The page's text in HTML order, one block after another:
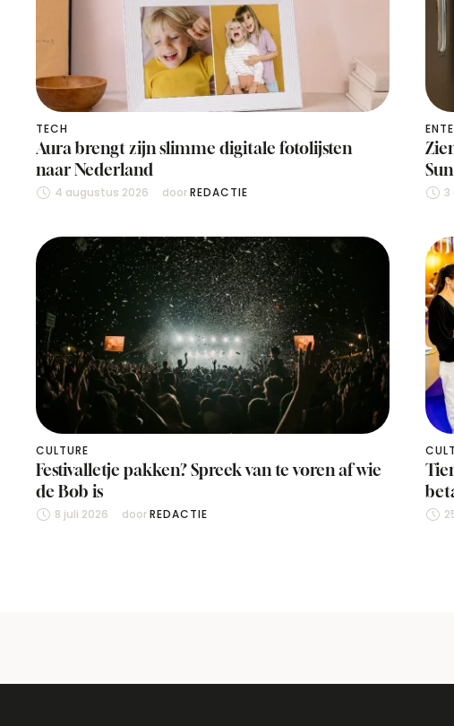
TECH
Aura brengt zijn slimme digitale fotolijsten
naar Nederland
4 augustus 2026 door REDACTIE
Sun
3
CULTURE
Festivalletje pakken? Spreek van te voren af wie
de Bob is
8 juli 2026 door REDACTIE